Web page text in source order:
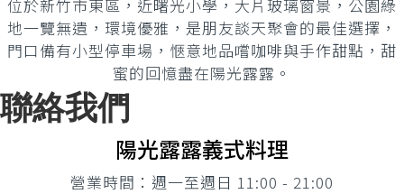
位於新竹市東區，近曙光小學，大片玻璃窗景，公園綠
地一覽無遺，環境優雅，是朋友談天聚會的最佳選擇，
門口備有小型停車場，愜意地品嚐咖啡與手作甜點，甜
蜜的回憶盡在陽光露露。
聯絡我們
陽光露露義式料理
營業時間：週一至週日 11:00 - 21:00